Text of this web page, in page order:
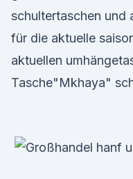
schultertaschen und
für die aktuelle
aktuellen
Tasche"Mkhaya"